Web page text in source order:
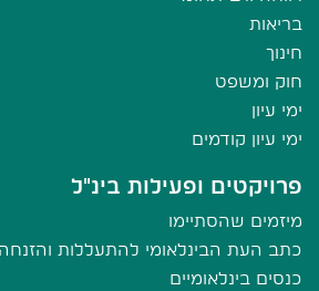
בריאות
חינוך
חוק ומשפט
ימי עיון
ימי עיון קודמים
פרויקטים ופעילות בינ"ל
מיזמים שהסתיימו
כתב העת הבינלאומי להתעללות
כנסים בינלאומיים